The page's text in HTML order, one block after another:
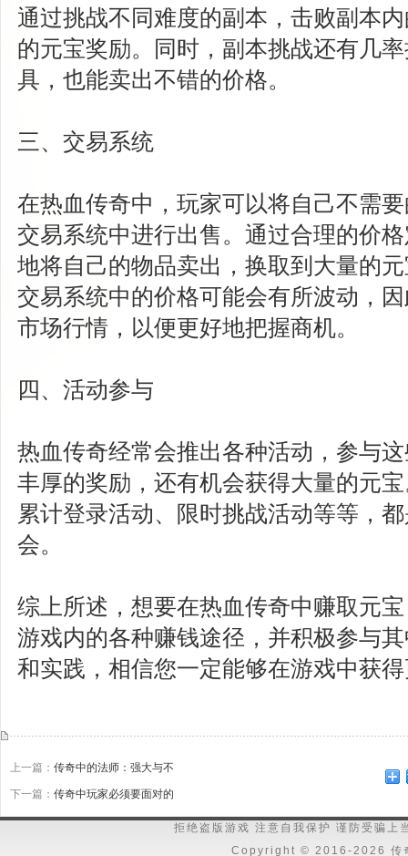
通过挑战不同难度的副本，击败副本
的元宝奖励。同时，副本挑战还有几
具，也能卖出不错的价格。
三、交易系统
在热血传奇中，玩家可以将自己不需
交易系统中进行出售。通过合理的价
地将自己的物品卖出，换取到大量的
交易系统中的价格可能会有所波动，
市场行情，以便更好地把握商机。
四、活动参与
热血传奇经常会推出各种活动，参与
丰厚的奖励，还有机会获得大量的元
累计登录活动、限时挑战活动等等，
会。
综上所述，想要在热血传奇中赚取元
游戏内的各种赚钱途径，并积极参与
和实践，相信您一定能够在游戏中获
上一篇： 传奇中的法师：强大与不
下一篇： 传奇中玩家必须要面对的
拒绝盗版游戏 注意自我保护 谨防受骗上
Copyright © 2016-2026 传